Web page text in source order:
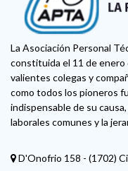
La Asociación Personal
constituida el 11 de enero
valientes colegas y
como todos los pioneros
indispensable de su
laborales comunes y la
D'Onofrio 158 - (1702)